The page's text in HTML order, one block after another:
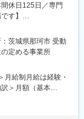
ノづくりのあり方
べく、自社開発の
休日125日／専門
す】
用される計装制御
ソフト両面の知見
るポジションで
術の発展に貢献し
茨城県那珂市 受動
定める事業所
月給制月給は経験・
＞月額（基本